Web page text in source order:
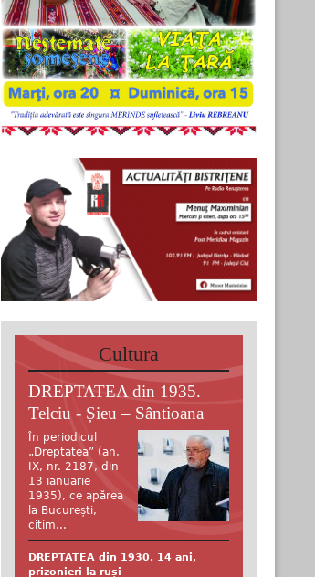
Cultura
DREPTATEA din 1935.
Telciu - Șieu – Sântioana
În periodicul
„Dreptatea” (an.
IX, nr. 2187, din
13 ianuarie
1935), ce apărea
la București,
citim...
DREPTATEA din 1930. 14 ani,
prizonieri la ruși